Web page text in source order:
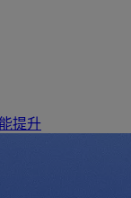
提升